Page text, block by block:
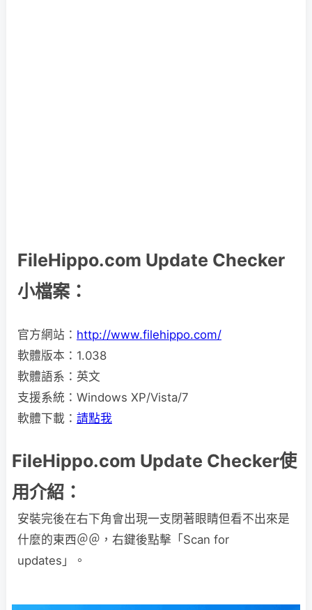
FileHippo.com Update Checker
小檔案：
官方網站： http://www.filehippo.com/
軟體版本：1.038
軟體語系：英文
支援系統：Windows XP/Vista/7
軟體下載： 請點我
FileHippo.com Update Checker使
用介紹：
安裝完後在右下角會出現一支閉著眼睛但看不出來是
什麼的東西＠＠，右鍵後點擊「Scan for
updates」。